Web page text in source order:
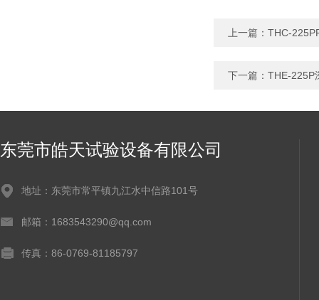
上一篇： THC-
下一篇： THE-225P
东莞市皓天试验设备有限公司
地址：东莞市常平镇九江水中信路101号
邮箱：1683543290@qq.com
传真：86-0769-81185797